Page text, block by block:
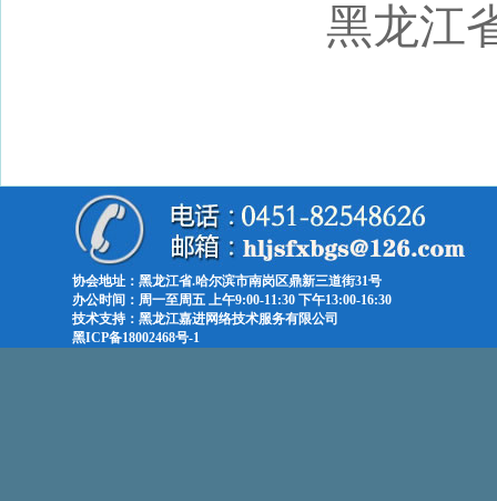
黑龙江
协会地址：黑龙江省.哈尔滨市南岗区鼎新三道街31号
办公时间：周一至周五 上午9:00-11:30 下午13:00-16:30
技术支持：黑龙江嘉进网络技术服务有限公司
黑ICP备18002468号-1